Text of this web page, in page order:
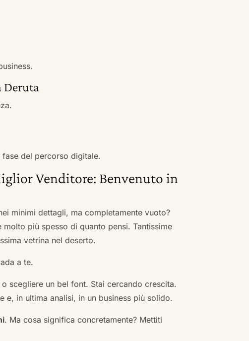
Deruta
del percorso digitale.
Venditore: Benvenuto in
minimi dettagli, ma completamente vuoto?
più spesso di quanto pensi. Tantissime
vetrina nel deserto.
a te.
scegliere un bel font. Stai cercando crescita.
in ultima analisi, in un business più solido.
. Ma cosa significa concretamente? Mettiti